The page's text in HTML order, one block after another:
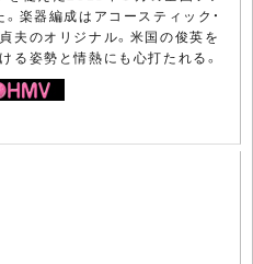
楽器編成はアコースティック・
夫のオリジナル。米国の俊英を
る姿勢と情熱にも心打たれる。